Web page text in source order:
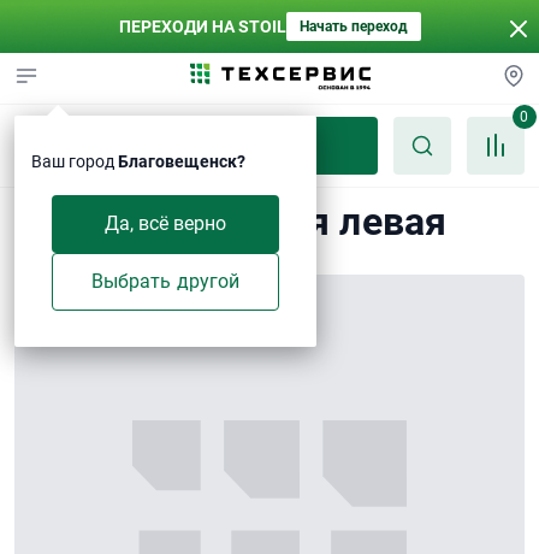
ПЕРЕХОДИ НА STOIL Начать переход
Ваш город Благовещенск?
Да, всё верно
Выбрать другой
0
Крышка средняя левая